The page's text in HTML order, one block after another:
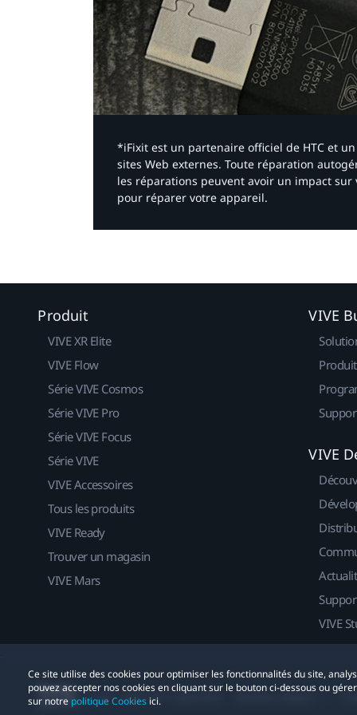
*iFixit est un partenaire officiel de HTC et
sites Web externes. Toute réparation
les réparations peuvent avoir un impact
pour réparer votre appareil.​
Ce site utilise des cookies pour optimiser les fonctionnalités du site,
pouvez accepter nos cookies en cliquant sur le bouton ci-dessous ou
sur notre politique Cookies ici.
Produit
VIVE XR Elite
VIVE Flow
Série VIVE Cosmos
Série VIVE Pro
Série VIVE Focus
Série VIVE
VIVE Accessoires
Tous les produits
VIVE Ready
Trouver un magasin
VIVE Mars
VIVE
VIVE
VIVE
© 2011-2026 HTC Corporation